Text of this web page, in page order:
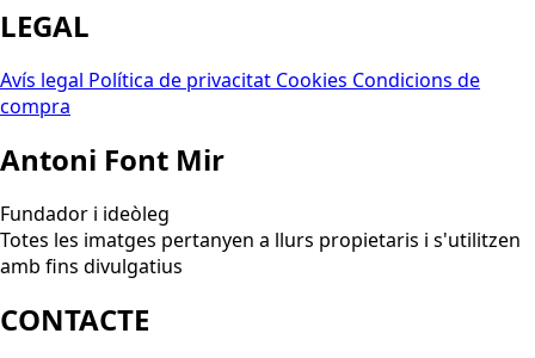
LEGAL
Avís legal Política de privacitat Cookies Condicions de
compra
Antoni Font Mir
Fundador i ideòleg
Totes les imatges pertanyen a llurs propietaris i s'utilitzen
amb fins divulgatius
CONTACTE